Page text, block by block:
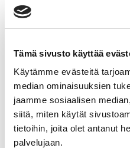
Tämä sivusto käyttää
Käytämme evästeitä
median ominaisuuksien
jaamme sosiaalisen
siitä, miten käytät
tietoihin, joita olet antanut
palvelujaan.
Jatke Uusimaa Oy
Fund VII Ky:lle 76